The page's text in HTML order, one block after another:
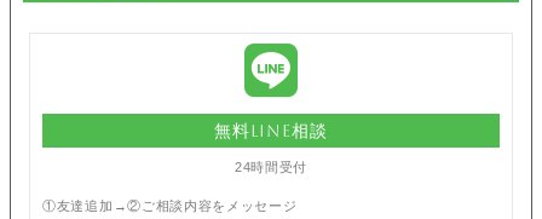
無料LINE相談
24時間受付
①友達追加→②ご相談内容をメッセージ